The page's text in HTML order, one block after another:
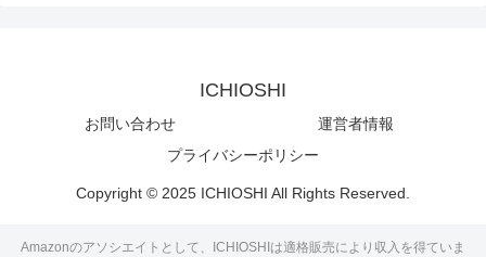
ICHIOSHI
お問い合わせ
運営者情報
プライバシーポリシー
Copyright © 2025 ICHIOSHI All Rights Reserved.
Amazonのアソシエイトとして、ICHIOSHIは適格販売により収入を得ていま